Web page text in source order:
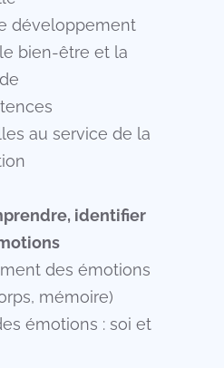
développement
bien-être et la
au service de la
identifier
des émotions
mémoire)
émotions : soi et